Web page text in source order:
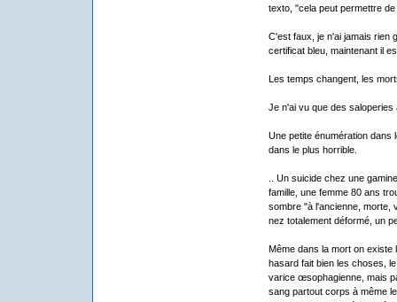
texto, "cela peut permettre
C'est faux, je n'ai jamais rien
certificat bleu, maintenant il
Les temps changent, les
Je n'ai vu que des saloperies
Une petite énumération
dans le plus horrible.
.. Un suicide chez une
famille, une femme 80 ans
sombre "à l'ancienne, morte,
nez totalement déformé, un
Même dans la mort on existe
hasard fait bien les choses,
varice œsophagienne, mais
sang partout corps à même